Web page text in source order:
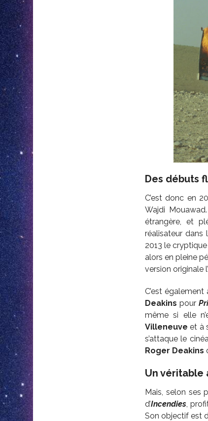
Des débuts
C’est donc en
Wajdi
étrangère, et
réalisateur dans
2013 le cryptique
alors en pleine
version originale
C’est
Deakins pour
même si elle
Villeneuve et à
s’attaque le
Roger Deakins
Un véritable
Mais, selon ses
d’Incendies,
Son objectif est